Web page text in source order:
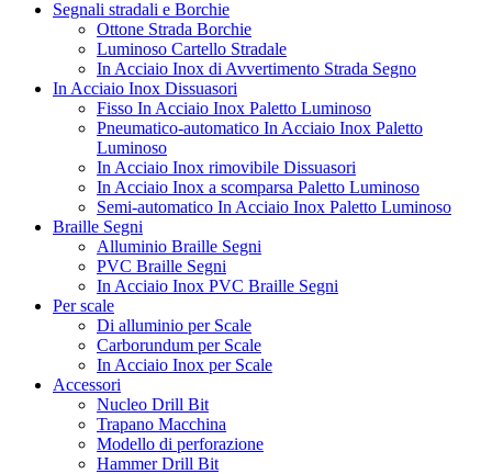
Segnali stradali e Borchie
Ottone Strada Borchie
Luminoso Cartello Stradale
In Acciaio Inox di Avvertimento Strada Segno
In Acciaio Inox Dissuasori
Fisso In Acciaio Inox Paletto Luminoso
Pneumatico-automatico In Acciaio Inox Paletto
Luminoso
In Acciaio Inox rimovibile Dissuasori
In Acciaio Inox a scomparsa Paletto Luminoso
Semi-automatico In Acciaio Inox Paletto Luminoso
Braille Segni
Alluminio Braille Segni
PVC Braille Segni
In Acciaio Inox PVC Braille Segni
Per scale
Di alluminio per Scale
Carborundum per Scale
In Acciaio Inox per Scale
Accessori
Nucleo Drill Bit
Trapano Macchina
Modello di perforazione
Hammer Drill Bit